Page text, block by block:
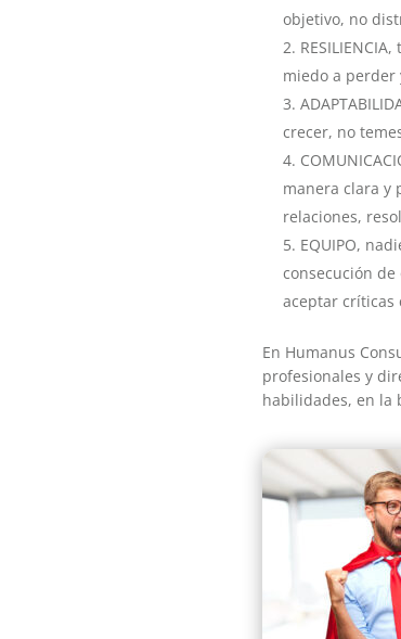
objetivo, no
miedo a perder
crecer, no
manera clara y
relaciones,
EQUIPO,
consecución
aceptar críticas
En Humanus
profesionales y
habilidades, en la